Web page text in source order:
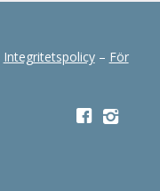
Integritetspolicy– För